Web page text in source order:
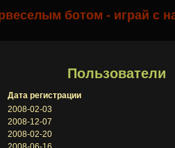
ботом - играй с
Пользователи
Дата регистрации
2008-02-03
2008-12-07
2008-02-20